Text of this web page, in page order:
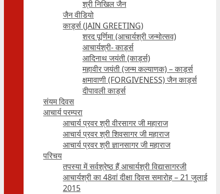
श्री निखिल जैन
जैन वीडियो
कार्ड्स (JAIN GREETING)
शरद पूर्णिमा (आचार्यश्री जन्मोत्सव)
आचार्यश्री- कार्ड्स
आदिनाथ जयंती (कार्ड्स)
महावीर जयंती (जन्म कल्याणक) – कार्ड्स
क्षमावाणी (FORGIVENESS) जैन कार्ड्स
दीपावली कार्ड्स
संयम दिवस
आचार्य परम्परा
आचार्य प्रवर श्री वीरसागर जी महाराज
आचार्य प्रवर श्री शिवसागर जी महाराज
आचार्य प्रवर श्री ज्ञानसागर जी महाराज
परिचय
तपस्या में सर्वश्रेष्ठ हैं आचार्यश्री विद्यासागरजी
आचार्यश्री का 48वां दीक्षा दिवस समारोह – 21 जुलाई
2015